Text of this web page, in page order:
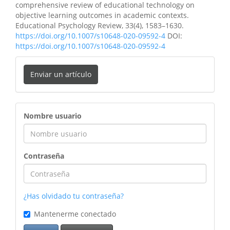
comprehensive review of educational technology on
objective learning outcomes in academic contexts.
Educational Psychology Review, 33(4), 1583–1630.
https://doi.org/10.1007/s10648-020-09592-4 DOI:
https://doi.org/10.1007/s10648-020-09592-4
Enviar un artículo
ingreso
Nombre usuario
Contraseña
¿Has olvidado tu contraseña?
Mantenerme conectado